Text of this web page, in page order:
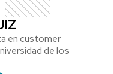
en customer
de los